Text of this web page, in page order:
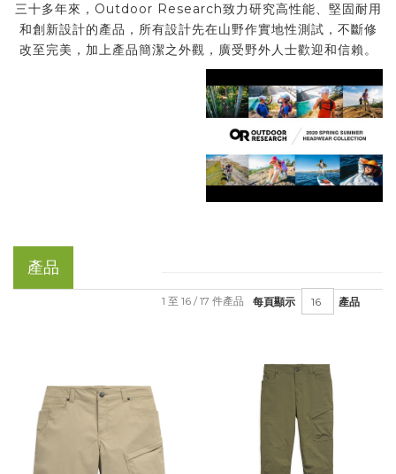
三十多年來，Outdoor Research致力研究高性能、堅固耐用
和創新設計的產品，所有設計先在山野作實地性測試，不斷修
改至完美，加上產品簡潔之外觀，廣受野外人士歡迎和信賴。
產品
每頁顯示 產品
1 至 16 / 17 件產品